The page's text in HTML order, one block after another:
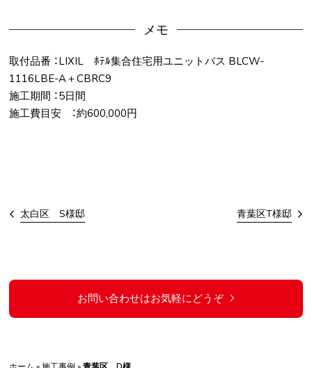
メモ
取付品番 ：LIXIL ﾎﾃﾙ集合住宅用ユニットバス BLCW-
1116LBE-A＋CBRC9
施工期間 ：5日間
施工費目安 ：約600,000円
太白区 S様邸 青葉区T様邸
お問い合わせはお気軽にどうぞ